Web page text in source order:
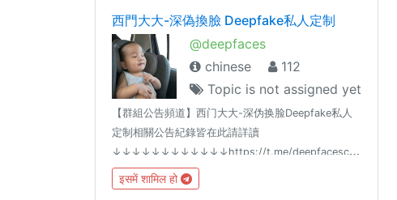
西門大大-深偽換臉 Deepfake私人定制
@deepfaces
chinese
112
Topic is not assigned yet
【群組公告頻道】西门大大-深伪换脸Deepfake私人
定制相關公告紀錄皆在此請詳讀
↓↓↓↓↓↓↓↓↓↓↓↓https://t.me/deepfaceschannel【群
規】
↓↓↓↓↓↓↓↓↓↓↓↓https://t.me/deepfaceschannel/28
इसमें शामिल हो